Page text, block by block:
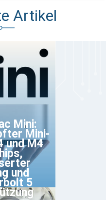
Artikel
Mini:
Mini-
und M4
und
5